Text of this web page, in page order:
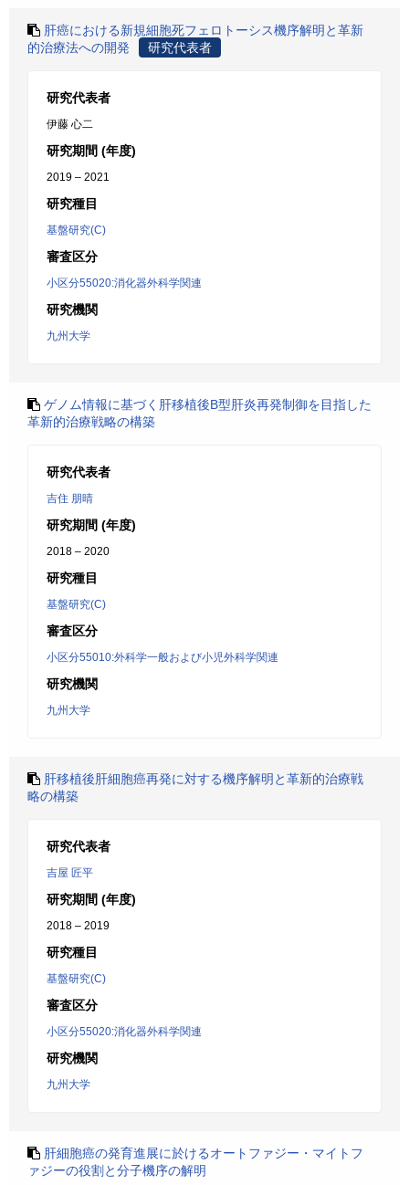
肝癌における新規細胞死フェロトーシス機序解明と革新
的治療法への開発
研究代表者
研究代表者
伊藤 心二
研究期間 (年度)
2019 – 2021
研究種目
基盤研究(C)
審査区分
小区分55020:消化器外科学関連
研究機関
九州大学
ゲノム情報に基づく肝移植後B型肝炎再発制御を目指した
革新的治療戦略の構築
研究代表者
吉住 朋晴
研究期間 (年度)
2018 – 2020
研究種目
基盤研究(C)
審査区分
小区分55010:外科学一般および小児外科学関連
研究機関
九州大学
肝移植後肝細胞癌再発に対する機序解明と革新的治療戦
略の構築
研究代表者
吉屋 匠平
研究期間 (年度)
2018 – 2019
研究種目
基盤研究(C)
審査区分
小区分55020:消化器外科学関連
研究機関
九州大学
肝細胞癌の発育進展に於けるオートファジー・マイトフ
ァジーの役割と分子機序の解明